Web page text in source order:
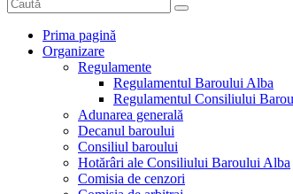
Prima pagină
Organizare
Regulamente
Regulamentul Baroului Alba
Regulamentul Consiliului
Adunarea generală
Decanul baroului
Consiliul baroului
Hotărâri ale Consiliului Baroului Alba
Comisia de cenzori